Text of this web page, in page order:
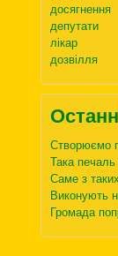
досягнення
депутати
лікар
дозвілля
Створюємо
Така
Саме з
Виконують
Громада